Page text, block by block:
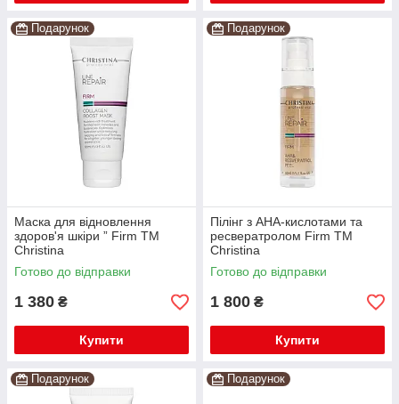
Подарунок
Маска для відновлення
здоров'я шкіри ” Firm TM
Christina
Готово до відправки
1 380 ₴
Купити
Подарунок
Пілінг з AHA-кислотами та
ресвератролом Firm TM
Christina
Готово до відправки
1 800 ₴
Купити
Подарунок Подарунок